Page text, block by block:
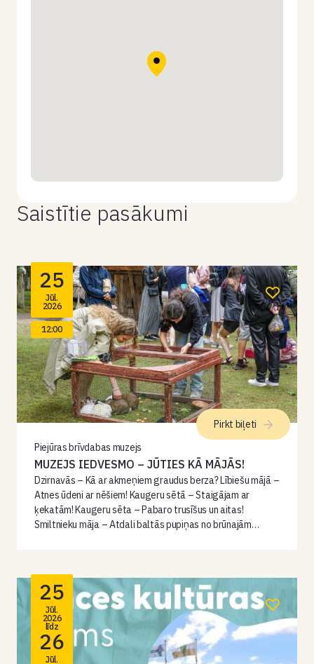
Saistītie pasākumi
25
Jūl.
2026
12:00
Piejūras brīvdabas muzejs
MUZEJS IEDVESMO – JŪTIES KĀ MĀJĀS!
Dzirnavās – Kā ar akmeņiem graudus berza? Lībiešu mājā –
Atnes ūdeni ar nēšiem! Kaugeru sētā – Staigājam ar
ķekatām! Kaugeru sēta – Pabaro trusīšus un aitas!
Smiltnieku māja – Atdali baltās pupiņas no brūnajām…
Pirkt biļeti
25
Jūl.
2026
līdz
26
Jūl.